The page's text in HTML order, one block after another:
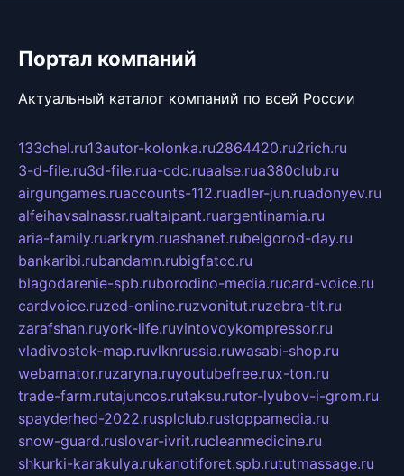
Портал компаний
Актуальный каталог компаний по всей России
133chel.ru13autor-kolonka.ru2864420.ru2rich.ru
3-d-file.ru3d-file.rua-cdc.ruaalse.rua380club.ru
airgungames.ruaccounts-112.ruadler-jun.ruadonyev.ru
alfeihavsalnassr.rualtaipant.ruargentinamia.ru
aria-family.ruarkrym.ruashanet.rubelgorod-day.ru
bankaribi.rubandamn.rubigfatcc.ru
blagodarenie-spb.ruborodino-media.rucard-voice.ru
cardvoice.ruzed-online.ruzvonitut.ruzebra-tlt.ru
zarafshan.ruyork-life.ruvintovoykompressor.ru
vladivostok-map.ruvlknrussia.ruwasabi-shop.ru
webamator.ruzaryna.ruyoutubefree.rux-ton.ru
trade-farm.rutajuncos.rutaksu.rutor-lyubov-i-grom.ru
spayderhed-2022.rusplclub.rustoppamedia.ru
snow-guard.ruslovar-ivrit.rucleanmedicine.ru
shkurki-karakulya.rukanotiforet.spb.rututmassage.ru